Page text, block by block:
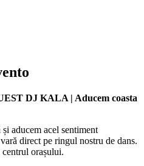
DJ KALA | Aducem coasta
aducem acel sentiment
direct pe ringul nostru de dans.
orașului.